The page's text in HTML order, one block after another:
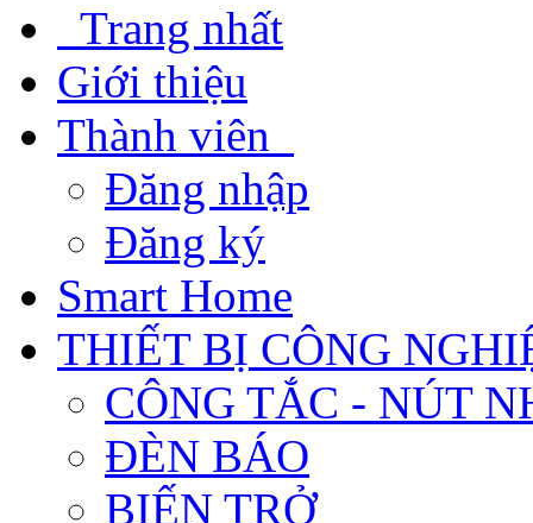
Trang nhất
Giới thiệu
Thành viên
Đăng nhập
Đăng ký
Smart Home
THIẾT BỊ CÔNG
CÔNG TẮC - NÚT
ĐÈN BÁO
BIẾN TRỞ